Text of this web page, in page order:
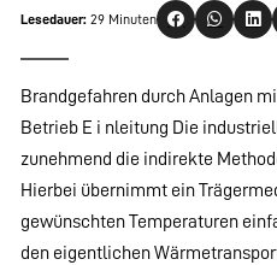
Lesedauer: 29 Minuten
Brandgefahren durch Anlagen
Betrieb E i nleitung Die
zunehmend die indirekte
Hierbei übernimmt ein
gewünschten Temperaturen
den eigentlichen